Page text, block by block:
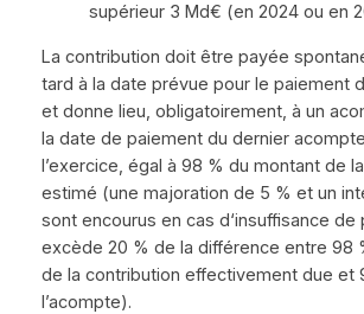
supérieur 3 Md€ (en 2024 ou en
La contribution doit être payée
tard à la date prévue pour le paiement
et donne lieu, obligatoirement, à un
la date de paiement du dernier acompte
l’exercice, égal à 98 % du montant de
estimé (une majoration de 5 % et un
sont encourus en cas d‘insuffisance de
excède 20 % de la différence entre 98
de la contribution effectivement due et
l’acompte).